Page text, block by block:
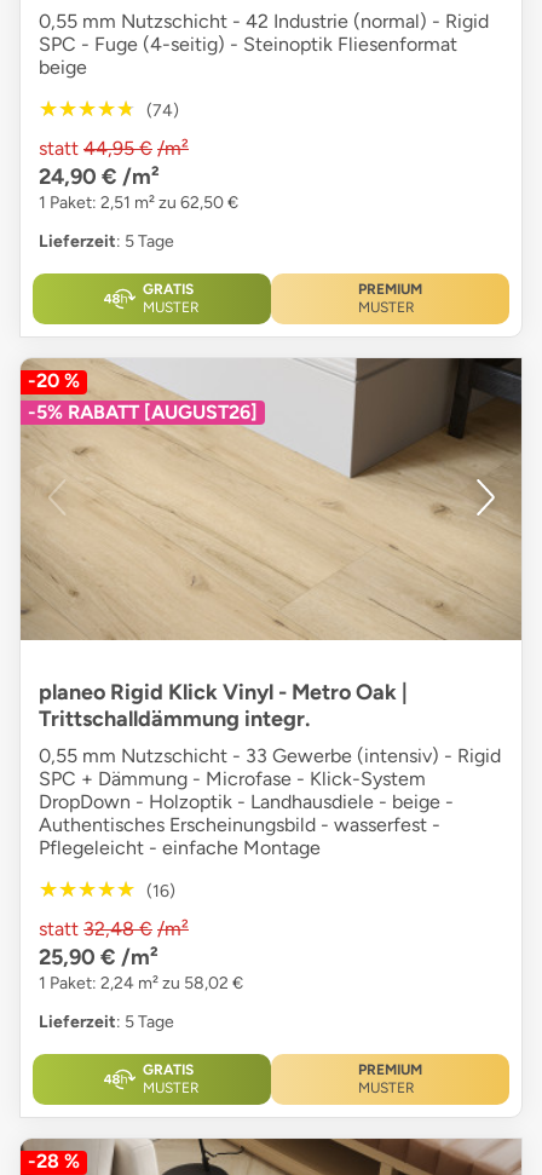
0,55 mm Nutzschicht - 42 Industrie (normal) - Rigid
SPC - Fuge (4-seitig) - Steinoptik Fliesenformat
beige
★★★★★
★★★★★ (74)
statt 44,95 € /m²
24,90 € /m²
1 Paket: 2,51 m² zu 62,50 €
Lieferzeit: 5 Tage
GRATIS
MUSTER
PREMIUM
MUSTER
-20 %
-5% RABATT [AUGUST26]
planeo Rigid Klick Vinyl - Metro Oak |
Trittschalldämmung integr.
0,55 mm Nutzschicht - 33 Gewerbe (intensiv) - Rigid
SPC + Dämmung - Microfase - Klick-System
DropDown - Holzoptik - Landhausdiele - beige -
Authentisches Erscheinungsbild - wasserfest -
Pflegeleicht - einfache Montage
★★★★★
★★★★★ (16)
statt 32,48 € /m²
25,90 € /m²
1 Paket: 2,24 m² zu 58,02 €
Lieferzeit: 5 Tage
GRATIS
MUSTER
PREMIUM
MUSTER
-28 %